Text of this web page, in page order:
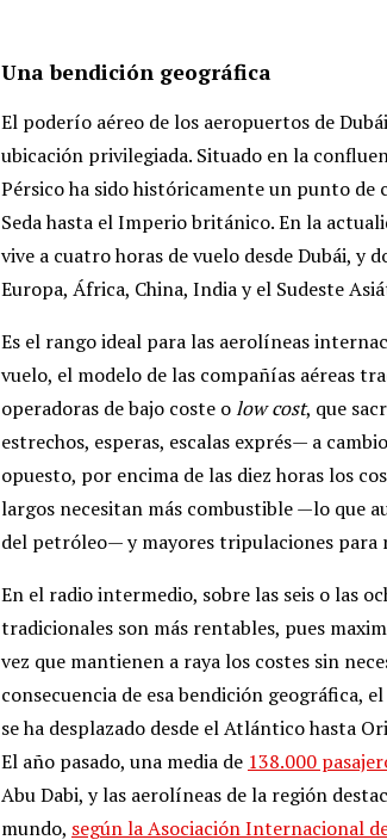
Una bendición geográfica
El poderío aéreo de los aeropuertos de
ubicación privilegiada. Situado en la
Pérsico ha sido históricamente un punto de
Seda hasta el Imperio británico. En la
vive a cuatro horas de vuelo desde Dubái, y
Europa, África, China, India y el Sudeste
Es el rango ideal para las aerolíneas
vuelo, el modelo de las compañías aéreas
operadoras de bajo coste olow cost, que
estrechos, esperas, escalas exprés— a
opuesto, por encima de las diez horas los
largos necesitan más combustible —lo que
del petróleo— y mayores tripulaciones para
En el radio intermedio, sobre las seis o las
tradicionales son más rentables, pues
vez que mantienen a raya los costes sin
consecuencia de esa bendición geográfica,
se ha desplazado desde el Atlántico hasta
El año pasado, una media de 138.000
Abu Dabi, y las aerolíneas de la región
mundo, según la Asociación Internacional